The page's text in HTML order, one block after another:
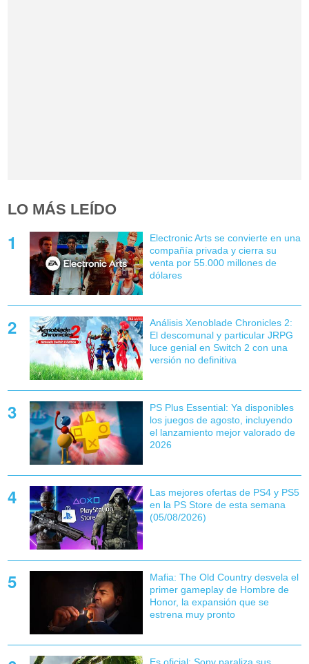
LO MÁS LEÍDO
Electronic Arts se convierte en una
compañía privada y cierra su
venta por 55.000 millones de
dólares
Análisis Xenoblade Chronicles 2:
El descomunal y particular JRPG
luce genial en Switch 2 con una
versión no definitiva
PS Plus Essential: Ya disponibles
los juegos de agosto, incluyendo
el lanzamiento mejor valorado de
2026
Las mejores ofertas de PS4 y PS5
en la PS Store de esta semana
(05/08/2026)
Mafia: The Old Country desvela el
primer gameplay de Hombre de
Honor, la expansión que se
estrena muy pronto